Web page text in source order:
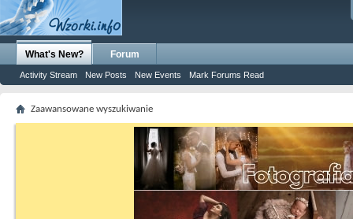
What's New?
Activity Stream New Posts New Events Mark Forums Read
Forum
Zaawansowane wyszukiwanie